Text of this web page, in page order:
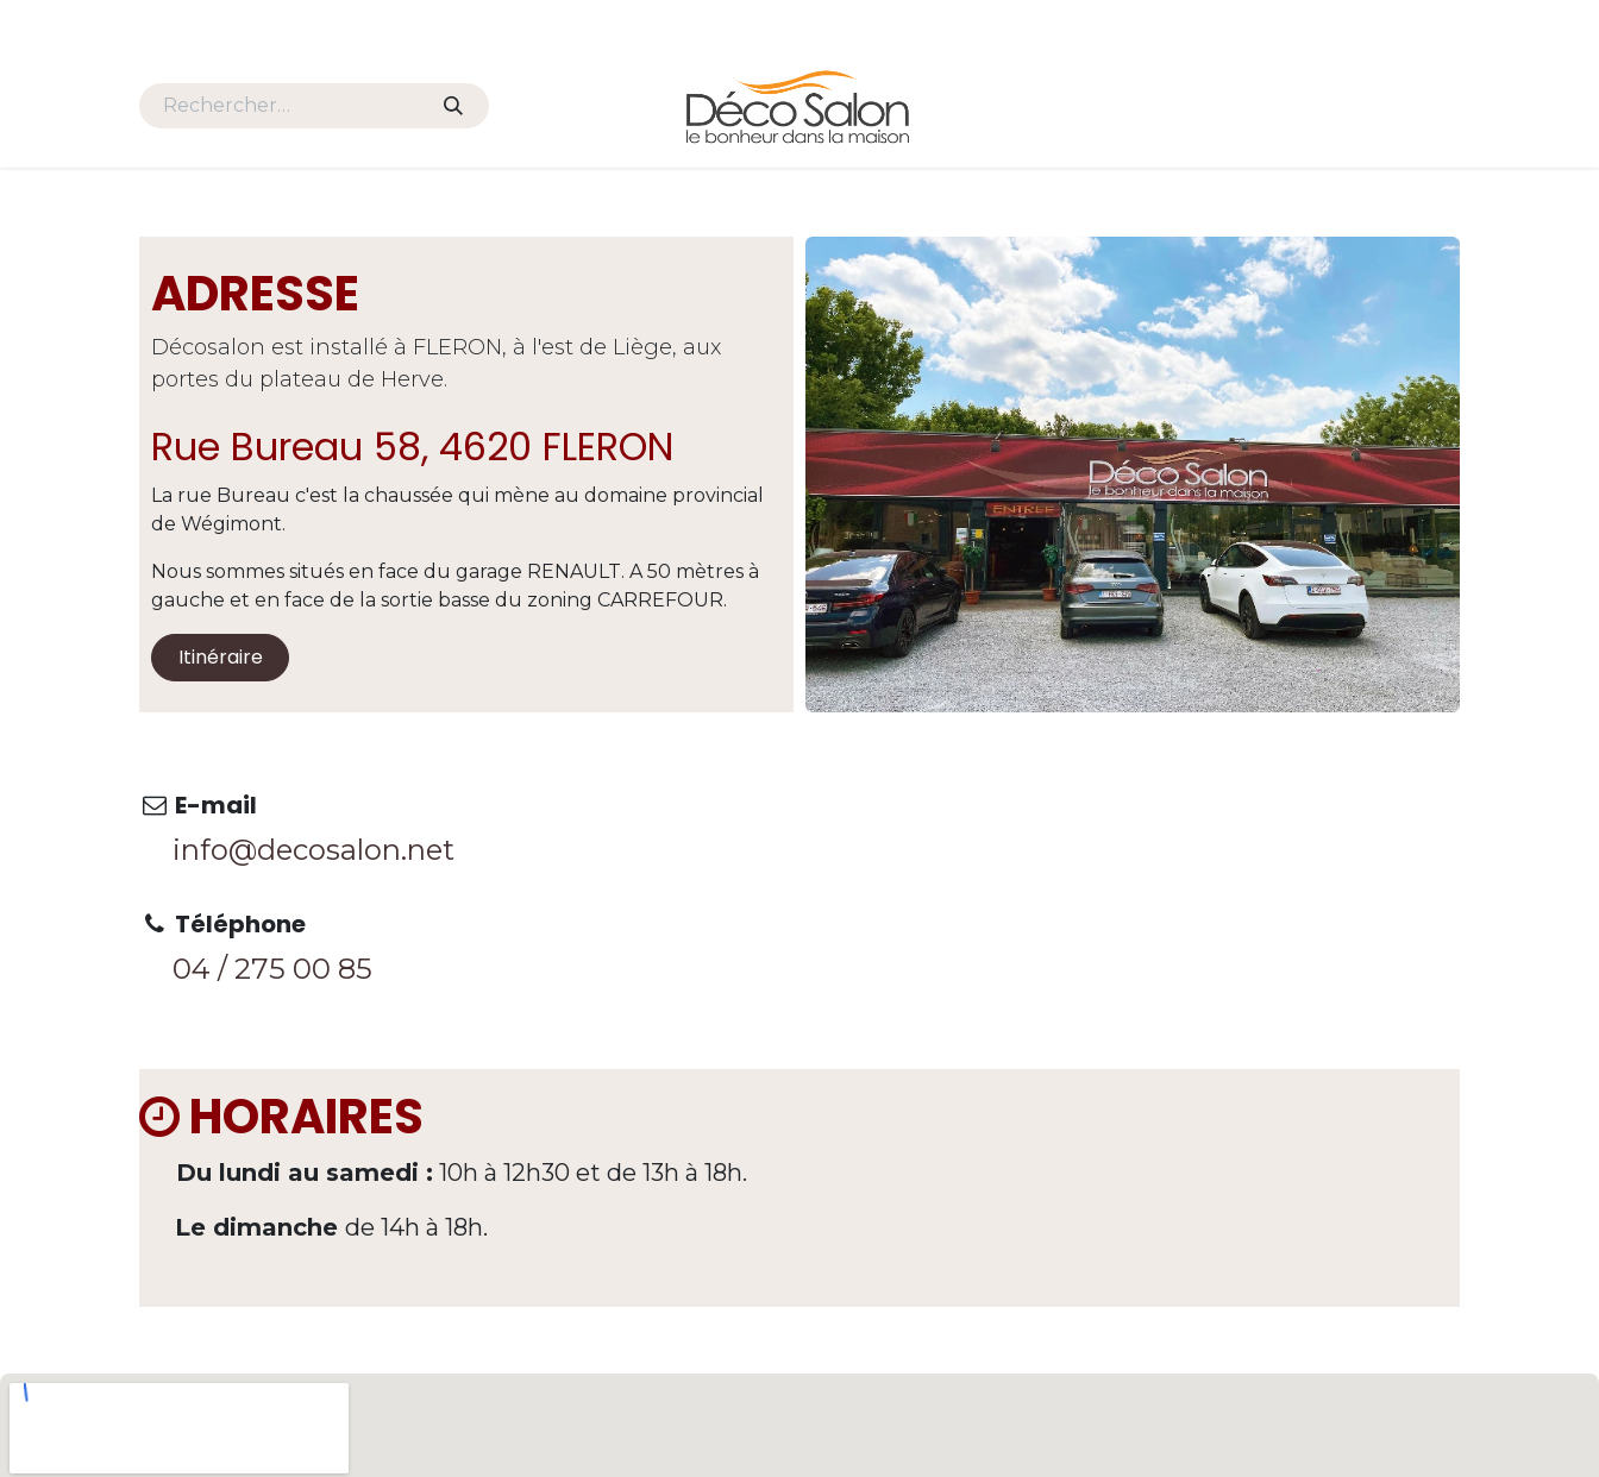
ADRESSE
Décosalon est installé à FLERON, à l'est de Liège, aux
portes du plateau de Herve.
Rue Bureau 58, 4620 FLERON
La rue Bureau c'est la chaussée qui mène au domaine provincial
de Wégimont.
Nous sommes situés en face du garage RENAULT. A 50 mètres à
gauche et en face de la sortie basse du zoning CARREFOUR.
Itinéraire
HORAIRES
Du lundi au samedi : 10h à 12h30 et de 13h à 18h.
Le dimanche de 14h à 18h.
Téléphone
04 / 275 00 85
E-mail
info@decosalon.net